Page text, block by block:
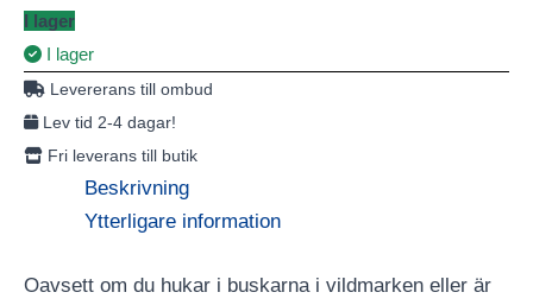
I lager
I lager
Levererans till ombud
Lev tid 2-4 dagar!
Fri leverans till butik
Beskrivning
Ytterligare information
Oavsett om du hukar i buskarna i vildmarken eller är